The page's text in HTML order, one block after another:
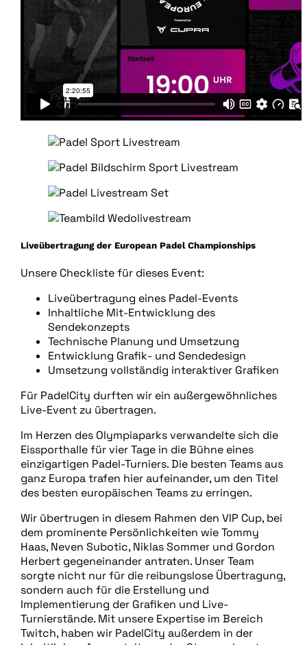
Liveübertragung der European Padel Championships
Unsere Checkliste für dieses Event:
Liveübertragung eines Padel-Events
Inhaltliche Mit-Entwicklung des
Sendekonzepts
Technische Planung und Umsetzung
Entwicklung Grafik- und Sendedesign
Umsetzung vollständig interaktiver Grafiken
Für PadelCity durften wir ein außergewöhnliches
Live-Event zu übertragen.
Im Herzen des Olympiaparks verwandelte sich die
Eissporthalle für vier Tage in die Bühne eines
einzigartigen Padel-Turniers. Die besten Teams aus
ganz Europa trafen hier aufeinander, um den Titel
des besten europäischen Teams zu erringen.
Wir übertrugen in diesem Rahmen den VIP Cup, bei
dem prominente Persönlichkeiten wie Tommy
Haas, Neven Subotic, Niklas Sommer und Gordon
Herbert gegeneinander antraten. Unser Team
sorgte nicht nur für die reibungslose Übertragung,
sondern auch für die Erstellung und
Implementierung der Grafiken und Live-
Turnierstände. Mit unsere Expertise im Bereich
Twitch, haben wir PadelCity außerdem in der